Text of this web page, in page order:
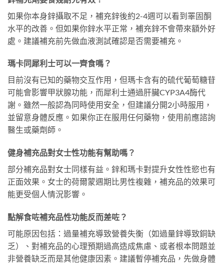
如果你本身鋅攝取不足，補充鋅後約2-4週可以看到睪固酮
水平的改善。但如果你鋅水平正常，補充鋅不會帶來額外好
處。建議補充前先做血液測試確認是否需要補充。
瑪卡同犀利士可以一齊食嗎？
目前沒有已知的藥物交互作用，但瑪卡含有的硫代葡萄糖苷
可能會影響甲狀腺功能，而犀利士通過肝臟CYP3A4酶代
謝。雖然一般認為同時使用安全，但建議分開2小時服用，
並留意身體反應。如果你正在服用任何藥物，使用前應諮詢
醫生或藥劑師。
健身補充品對女士性功能有幫助嗎？
部分補充品對女士同樣有益。鋅和瑪卡對提升女性性慾也有
正面效果。女士的荷爾蒙週期比男性複雜，補充品的效果可
能更受個人情況影響。
點解食咗補充品性功能反而差咗？
可能原因包括：過量補充導致營養失衡（如過量鋅導致銅缺
乏）、對補充品的心理預期過高造成焦慮、或者根本問題並
非營養缺乏而是其他健康因素。建議暫停補充品，先做身體